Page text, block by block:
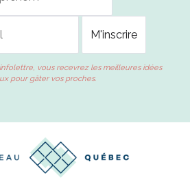
vous recevrez les meilleures idées
pour gâter vos proches.